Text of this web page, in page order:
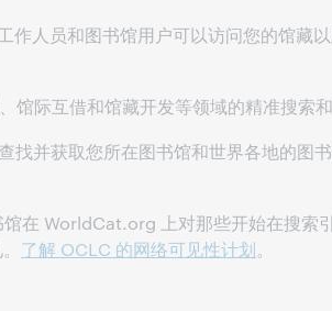
人员和图书馆用户可以访问您的馆藏
际互借和馆藏开发等领域的精准搜索和
找并获取您所在图书馆和世界各地的图
在 WorldCat.org 上对那些开始在搜索
了解 OCLC 的网络可见性计划。